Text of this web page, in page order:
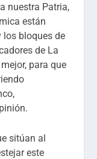
nuestra Patria,
están
los bloques de
de La
para que
sitúan al
este